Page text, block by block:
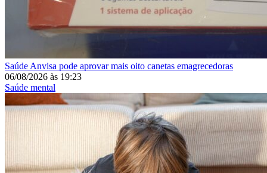
Saúde Anvisa pode aprovar mais oito canetas emagrecedoras
06/08/2026 às 19:23
Saúde mental